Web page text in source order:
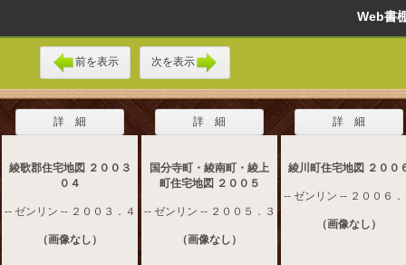
Web
前を表示 次を表示
詳 細
綾歌郡住宅地図 ２００３
０４
-- ゼンリン -- ２００３．４
（画像なし）
詳 細
国分寺町・綾南町・綾上
町住宅地図 ２００５
-- ゼンリン -- ２００５．３
（画像なし）
詳 細
綾川町住宅地図 ２００
-- ゼンリン -- ２００６．
（画像なし）